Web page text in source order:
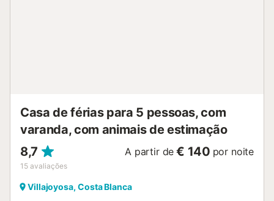
Casa de férias para 5 pessoas, com
varanda, com animais de estimação
8,7
15 avaliações
A partir de € 140 por noite
Villajoyosa, Costa Blanca